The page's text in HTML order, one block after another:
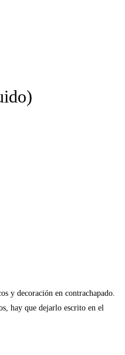
y decoración en contrachapado.
hay que dejarlo escrito en el